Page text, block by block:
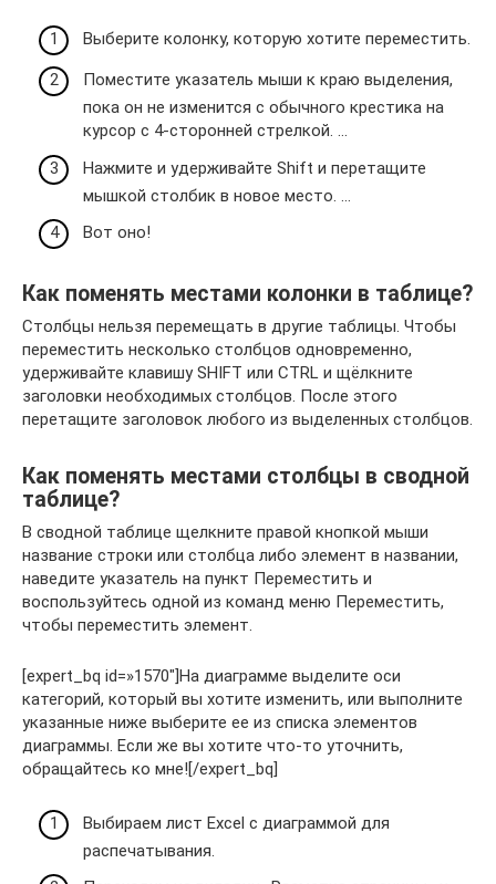
Выберите колонку, которую хотите переместить.
Поместите указатель мыши к краю выделения,
пока он не изменится с обычного крестика на
курсор с 4-сторонней стрелкой. …
Нажмите и удерживайте Shift и перетащите
мышкой столбик в новое место. …
Вот оно!
Как поменять местами колонки в таблице?
Столбцы нельзя перемещать в другие таблицы. Чтобы
переместить несколько столбцов одновременно,
удерживайте клавишу SHIFT или CTRL и щёлкните
заголовки необходимых столбцов. После этого
перетащите заголовок любого из выделенных столбцов.
Как поменять местами столбцы в сводной
таблице?
В сводной таблице щелкните правой кнопкой мыши
название строки или столбца либо элемент в названии,
наведите указатель на пункт Переместить и
воспользуйтесь одной из команд меню Переместить,
чтобы переместить элемент.
[expert_bq id=»1570″]На диаграмме выделите оси
категорий, который вы хотите изменить, или выполните
указанные ниже выберите ее из списка элементов
диаграммы. Если же вы хотите что-то уточнить,
обращайтесь ко мне![/expert_bq]
Выбираем лист Excel с диаграммой для
распечатывания.